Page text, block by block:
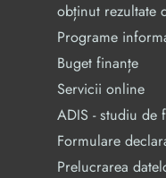
obținut rezultate
Programe
Buget finanțe
Servicii online
ADIS - studiu de
Formulare
Prelucrarea